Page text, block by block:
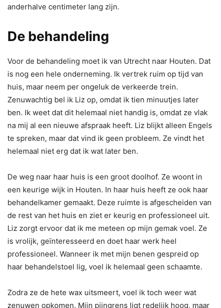
anderhalve centimeter lang zijn.
De behandeling
Voor de behandeling moet ik van Utrecht naar Houten. Dat
is nog een hele onderneming. Ik vertrek ruim op tijd van
huis, maar neem per ongeluk de verkeerde trein.
Zenuwachtig bel ik Liz op, omdat ik tien minuutjes later
ben. Ik weet dat dit helemaal niet handig is, omdat ze vlak
na mij al een nieuwe afspraak heeft. Liz blijkt alleen Engels
te spreken, maar dat vind ik geen probleem. Ze vindt het
helemaal niet erg dat ik wat later ben.
De weg naar haar huis is een groot doolhof. Ze woont in
een keurige wijk in Houten. In haar huis heeft ze ook haar
behandelkamer gemaakt. Deze ruimte is afgescheiden van
de rest van het huis en ziet er keurig en professioneel uit.
Liz zorgt ervoor dat ik me meteen op mijn gemak voel. Ze
is vrolijk, geïnteresseerd en doet haar werk heel
professioneel. Wanneer ik met mijn benen gespreid op
haar behandelstoel lig, voel ik helemaal geen schaamte.
Zodra ze de hete wax uitsmeert, voel ik toch weer wat
zenuwen opkomen. Mijn pijngrens ligt redelijk hoog, maar